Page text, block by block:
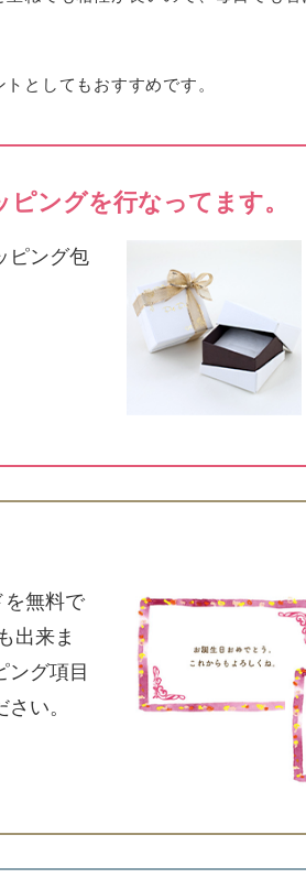
としてもおすすめです。
ングを行なってます。
ピング包
を無料で
出来ま
グ項目
い。